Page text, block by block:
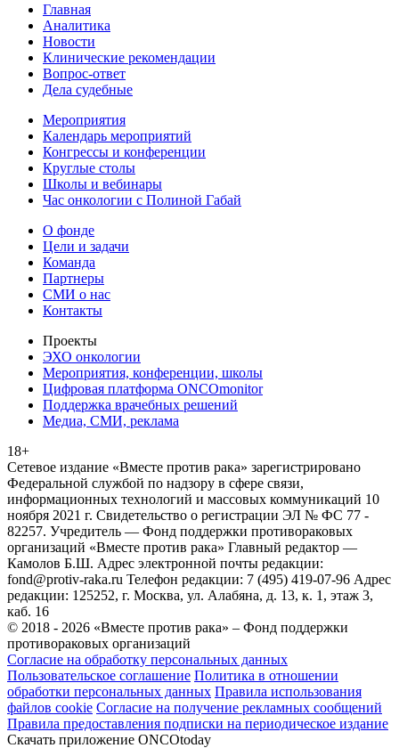
Главная
Аналитика
Новости
Клинические рекомендации
Вопрос-ответ
Дела судебные
Мероприятия
Календарь мероприятий
Конгрессы и конференции
Круглые столы
Школы и вебинары
Час онкологии с Полиной Габай
О фонде
Цели и задачи
Команда
Партнеры
СМИ о нас
Контакты
Проекты
ЭХО онкологии
Мероприятия, конференции, школы
Цифровая платформа ONCOmonitor
Поддержка врачебных решений
Медиа, СМИ, реклама
18+
Сетевое издание «Вместе против рака» зарегистрировано
Федеральной службой по надзору в сфере связи,
информационных технологий и массовых коммуникаций 10
ноября 2021 г. Свидетельство о регистрации ЭЛ № ФС 77 -
82257. Учредитель — Фонд поддержки противораковых
организаций «Вместе против рака» Главный редактор —
Камолов Б.Ш. Адрес электронной почты редакции:
fond@protiv-raka.ru Телефон редакции: 7 (495) 419-07-96 Адрес
редакции: 125252, г. Москва, ул. Алабяна, д. 13, к. 1, этаж 3,
каб. 16
© 2018 - 2026 «Вместе против рака» – Фонд поддержки
противораковых организаций
Согласие на обработку персональных данных
Пользовательское соглашение Политика в отношении
обработки персональных данных Правила использования
файлов cookie Согласие на получение рекламных сообщений
Правила предоставления подписки на периодическое издание
Скачать приложение ONCOtoday